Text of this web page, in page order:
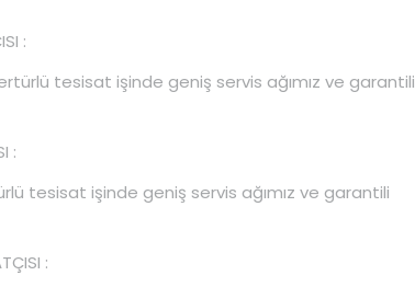
:
tesisat işinde geniş servis ağımız ve garantili
:
tesisat işinde geniş servis ağımız ve garantili
: